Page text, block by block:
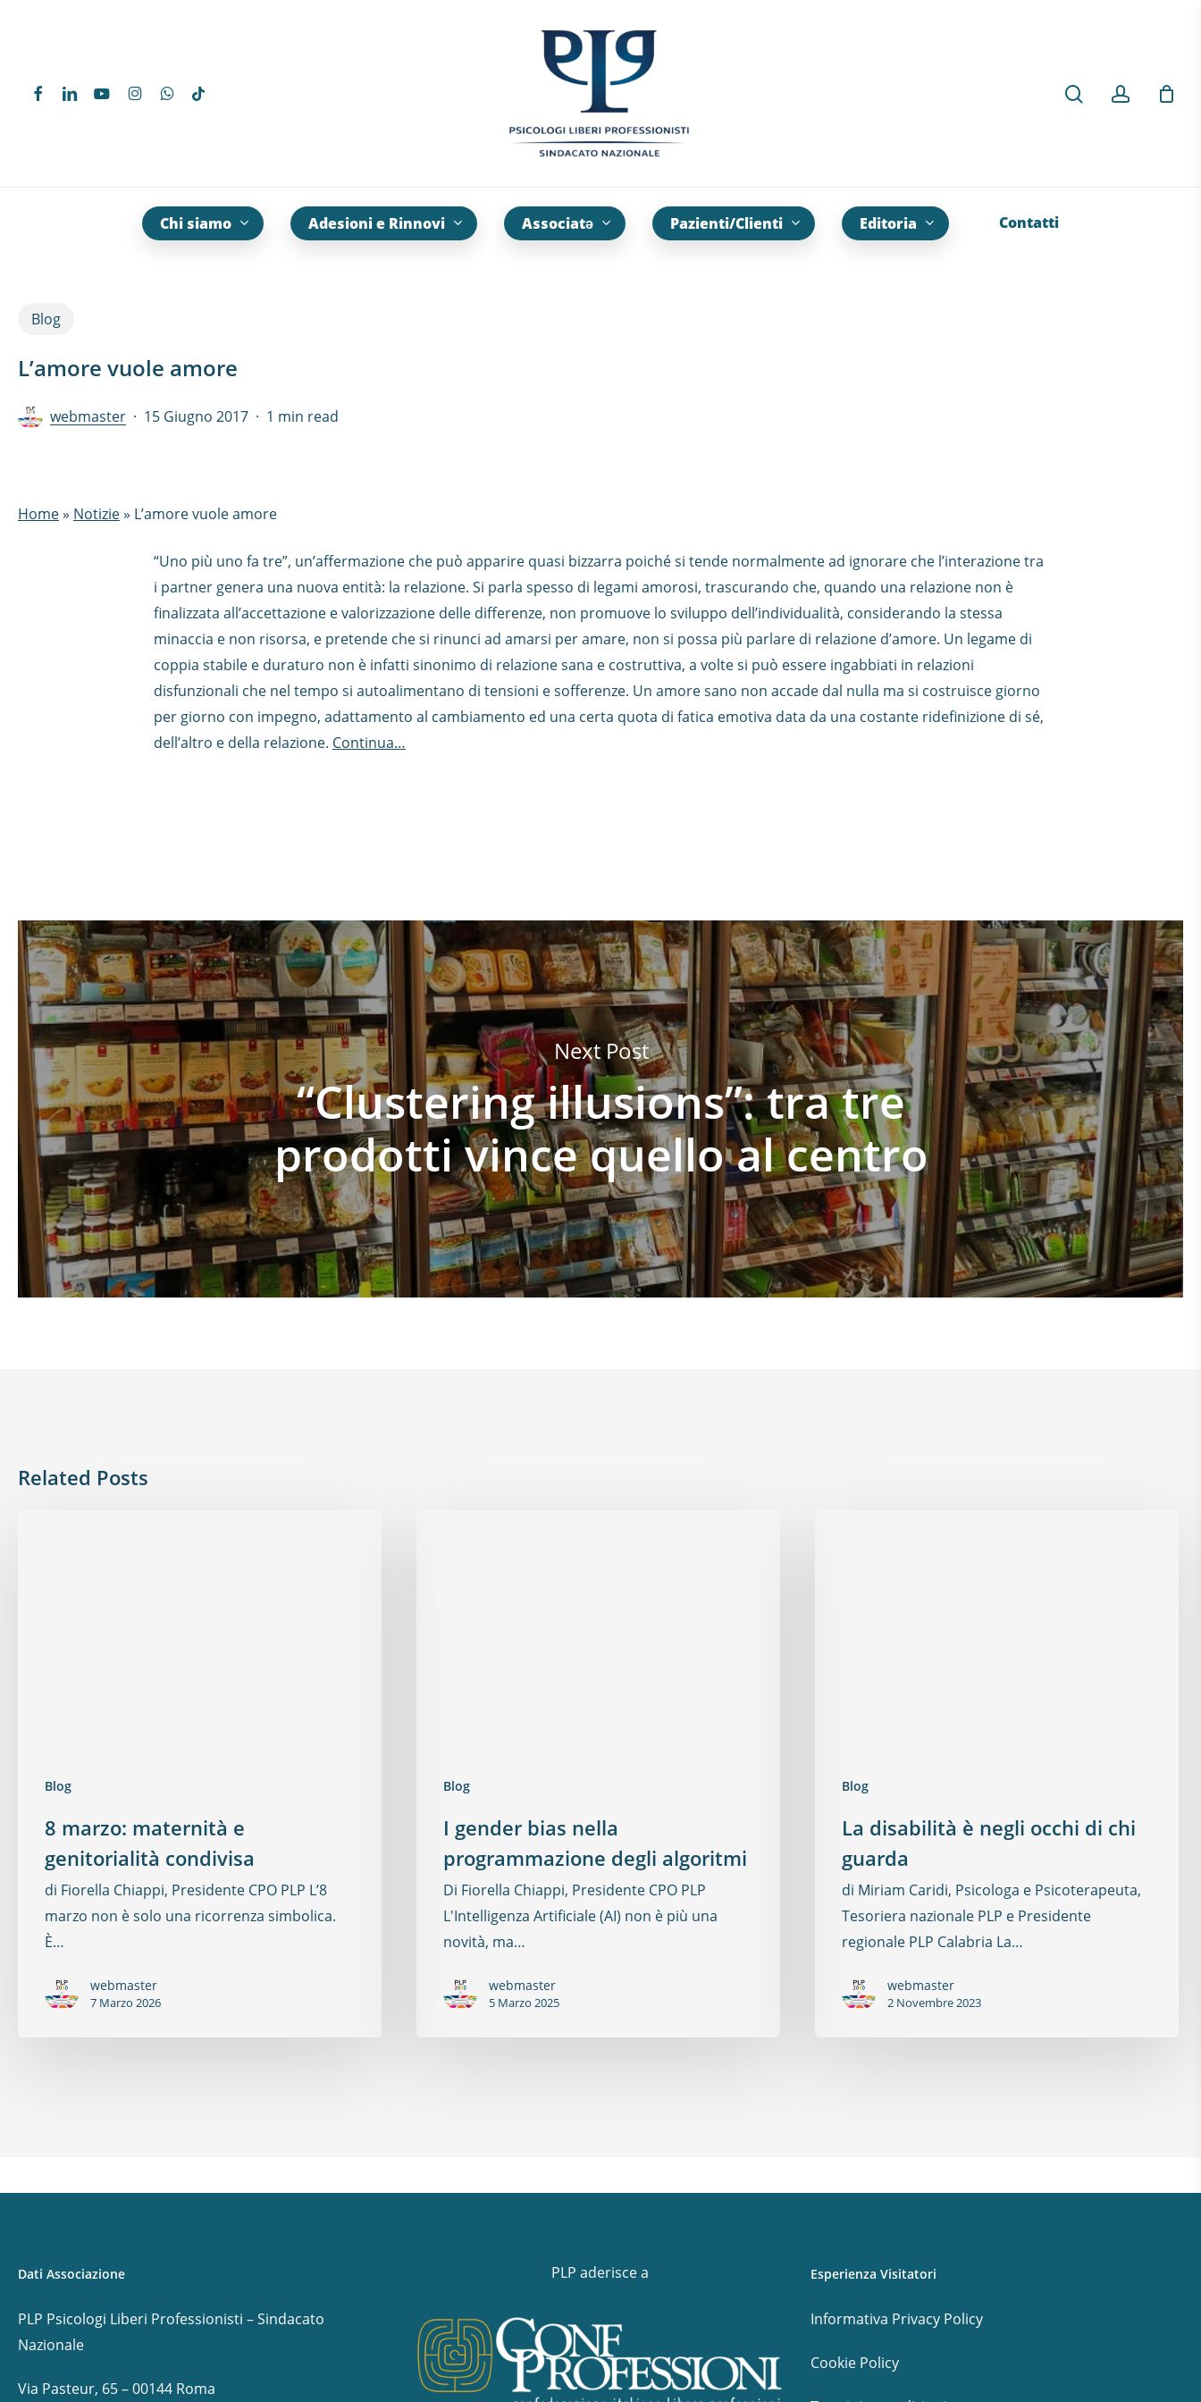
content
Chi siamo Adesioni e Rinnovi Associatə Pazienti/Clienti Editoria Contatti
Blog
L’amore vuole amore
webmaster 15 Giugno 2017 1 min read
Home» Notizie» L’amore vuole amore
“Uno più uno fa tre”, un’affermazione che può apparire quasi bizzarra poiché si tende normalmente ad ignorare che l’interazione tra
i partner genera una nuova entità: la relazione. Si parla spesso di legami amorosi, trascurando che, quando una relazione non è
finalizzata all’accettazione e valorizzazione delle differenze, non promuove lo sviluppo dell’individualità, considerando la stessa
minaccia e non risorsa, e pretende che si rinunci ad amarsi per amare, non si possa più parlare di relazione d’amore. Un legame di
coppia stabile e duraturo non è infatti sinonimo di relazione sana e costruttiva, a volte si può essere ingabbiati in relazioni
disfunzionali che nel tempo si autoalimentano di tensioni e sofferenze. Un amore sano non accade dal nulla ma si costruisce giorno
per giorno con impegno, adattamento al cambiamento ed una certa quota di fatica emotiva data da una costante ridefinizione di sé,
dell’altro e della relazione. Continua…
Next Post
“Clustering illusions”: tra tre
prodotti vince quello al centro
Related Posts
Blog
8 marzo: maternità e
genitorialità condivisa
di Fiorella Chiappi, Presidente CPO PLP L’8
marzo non è solo una ricorrenza simbolica.
È…
webmaster
7 Marzo 2026
Blog
I gender bias nella
programmazione degli algoritmi
Di Fiorella Chiappi, Presidente CPO PLP
L'Intelligenza Artificiale (AI) non è più una
novità, ma…
webmaster
5 Marzo 2025
Blog
La disabilità è negli occhi di chi
guarda
di Miriam Caridi, Psicologa e Psicoterapeuta,
Tesoriera nazionale PLP e Presidente
regionale PLP Calabria La…
webmaster
2 Novembre 2023
Dati Associazione
PLP Psicologi Liberi Professionisti – Sindacato
Nazionale
Via Pasteur, 65 – 00144 Roma
PLP aderisce a Esperienza Visitatori
Informativa Privacy Policy
Cookie Policy